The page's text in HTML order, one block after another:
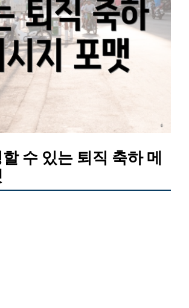
수 있는 퇴직 축하 메